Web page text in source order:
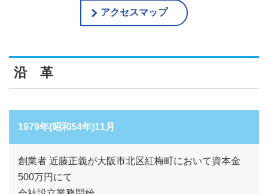
アクセスマップ
沿 革
1979年(昭和54年)11月
創業者 近藤正義が大阪市北区紅梅町において資本金
500万円にて